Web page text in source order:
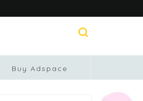
Buy Adspace